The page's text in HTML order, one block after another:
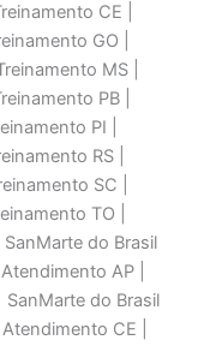
CE |
GO |
MS |
PB |
PI |
RS |
SC |
TO |
do Brasil
AP |
do Brasil
CE |